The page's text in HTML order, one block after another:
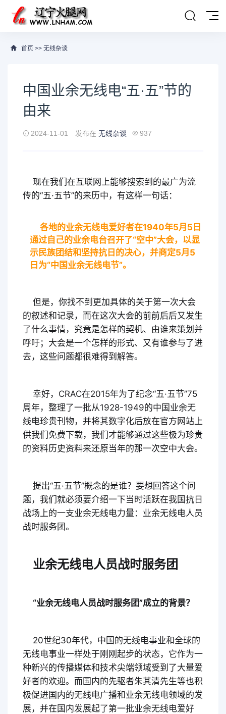
首页 >> 无线杂谈
中国业余无线电“五·五”节的
由来
2024-11-01 发布在 无线杂谈 937
现在我们在互联网上能够搜索到的最广为流
传的“五·五节”的来历中，有这样一句话：
各地的业余无线电爱好者在1940年5月5日
通过自己的业余电台召开了“空中”大会，以显
示民族团结和坚持抗日的决心，并商定5月5
日为“中国业余无线电节”。
但是，你找不到更加具体的关于第一次大会
的叙述和记录，而在这次大会的前前后后又发生
了什么事情，究竟是怎样的契机、由谁来策划并
呼吁；大会是一个怎样的形式、又有谁参与了进
去，这些问题都很难得到解答。
幸好，CRAC在2015年为了纪念“五·五节”75
周年，整理了一批从1928-1949的中国业余无
线电珍贵刊物，并将其数字化后放在官方网站上
供我们免费下载，我们才能够通过这些极为珍贵
的资料历史资料来还原当年的那一次空中大会。
提出“五·五节”概念的是谁？要想回答这个问
题，我们就必须要介绍一下当时活跃在我国抗日
战场上的一支业余无线电力量：业余无线电人员
战时服务团。
业余无线电人员战时服务团
“业余无线电人员战时服务团”成立的背景？
20世纪30年代，中国的无线电事业和全球的
无线电事业一样处于刚刚起步的状态，它作为一
种新兴的传播媒体和技术尖端领域受到了大量爱
好者的欢迎。而国内的先驱者朱其清先生等也积
极促进国内的无线电广播和业余无线电领域的发
展，并在国内发展起了第一批业余无线电爱好